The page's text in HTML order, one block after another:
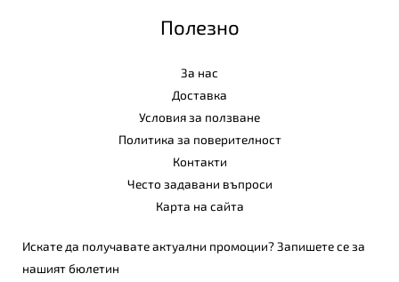
Полезно
За нас
Доставка
Условия за ползване
Политика за поверителност
Контакти
Често задавани въпроси
Карта на сайта
Искате да получавате актуални промоции? Запишете се за
нашият бюлетин